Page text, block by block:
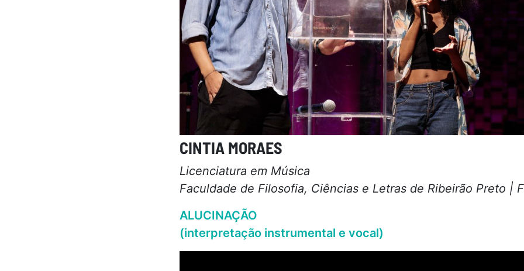
CINTIA MORAES
Licenciatura em Música
Faculdade de Filosofia, Ciências e Letras de Ribeirão Preto |
ALUCINAÇÃO
(interpretação instrumental e vocal)